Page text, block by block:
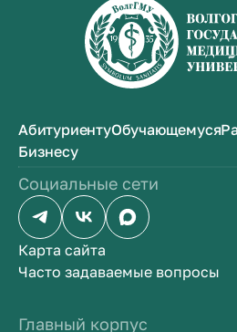
АбитуриентуОбучающемуся
Бизнесу
Социальные сети
Карта сайта
Часто задаваемые вопросы
Главный корпус